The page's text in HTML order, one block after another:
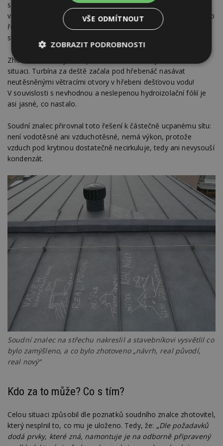
s ujednáním. Na střeše měl být totiž zhotoven ještě sběrný
vzduchotěsný tunel, ten měl nahradit současný hřebenáč. Toto
řešení mělo sát vzduch jen pod okapem a prohnat jej celou
střechou díky podtlaku vyvolaného turbínou.
Zhotovitel však vytvořil pouze turbínu, takže ještě zhoršil
situaci. Turbína za deště začala pod hřebenáč nasávat
neutěsněnými větracími otvory v hřebeni dešťovou vodu!
V souvislosti s nevhodnou a neslepenou hydroizolační fólií je
asi jasné, co nastalo.
Soudní znalec přirovnal toto řešení k částečně ucpanému sítu:
není vodotěsné ani vzduchotěsné, nemá výkon, protože
vzduch pod krytinou dostatečně necirkuluje, tedy ani nevysouší
kondenzát.
Soudní znalec na střechu nakreslil a stavebníkovi vysvětlil co
bylo zamýšleno, a co bylo zhotoveno „návrh, real původí,
real nový“
Kdo za to může? Co s tím?
Celou situaci způsobil dle poznatků soudního znalce zhotovitel,
který nesplnil to, co mu je uloženo. Tedy, že: „Dle požadavků
dodá prvky, které zná, namontuje je na odborně připravený
VŠE ODMÍTNOUT
ZOBRAZIT PODROBNOSTI
Nezbytně
nutné
soubory
Výkonové
soubory
Soubory
cílení
soubory
Nezbytně nutné soubory
Výkonové soubory
Soubory cílení
Funkční soubory
Nezařazené soubory
Nezbytně nutné soubory cookie umožňují základní
funkce webových stránek, jako je přihlášení
uživatele a správa účtu. Webové stránky nelze bez
nezbytně nutných souborů cookie správně
používat.
Název
Provider
Doména
_hjIncludedInPageviewSample
Hotjar Ltd
www.estav.cz
_dc_gtm_UA-53599847-1
.estav.cz
53
sekund